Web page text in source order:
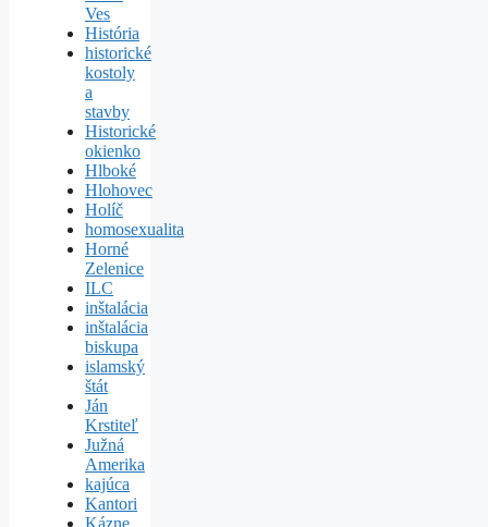
Ves
História
historické
kostoly
a
stavby
Historické
okienko
Hlboké
Hlohovec
Holíč
homosexualita
Horné
Zelenice
ILC
inštalácia
inštalácia
biskupa
islamský
štát
Ján
Krstiteľ
Južná
Amerika
kajúca
Kantori
Kázne